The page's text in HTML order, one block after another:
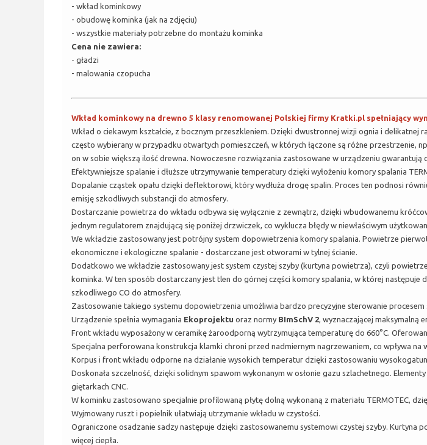
- wkład kominkowy
- obudowę kominka (jak na zdjęciu)
- wszystkie materiały potrzebne do montażu kominka
Cena nie zawiera:
- gładzi
- malowania czopucha
Wkład kominkowy na drewno 5 klasy renomowanej Polskiej firmy Kratki.pl spełniający
Wkład o ciekawym kształcie, z bocznym przeszkleniem. Dzięki dwustronnej wizji ognia i
często wybierany w przypadku otwartych pomieszczeń, w których łączone są różne przestrzenie,
on w sobie większą ilość drewna. Nowoczesne rozwiązania zastosowane w urządzeniu gwarantują
Efektywniejsze spalanie i dłuższe utrzymywanie temperatury dzięki wyłożeniu komory spalania
Dopalanie cząstek opału dzięki deflektorowi, który wydłuża drogę spalin. Proces ten podnosi
emisję szkodliwych substancji do atmosfery.
Dostarczanie powietrza do wkładu odbywa się wyłącznie z zewnątrz, dzięki wbudowanemu
jednym regulatorem znajdującą się poniżej drzwiczek, co wyklucza błędy w niewłaściwym
We wkładzie zastosowany jest potrójny system dopowietrzenia komory spalania. Powietrze
ekonomiczne i ekologiczne spalanie - dostarczane jest otworami w tylnej ścianie.
Dodatkowo we wkładzie zastosowany jest system czystej szyby (kurtyna powietrza), czyli
kominka. W ten sposób dostarczany jest tlen do górnej części komory spalania, w której
szkodliwego CO do atmosfery.
Zastosowanie takiego systemu dopowietrzenia umożliwia bardzo precyzyjne sterowanie procesem
Urządzenie spełnia wymagania Ekoprojektu oraz normy BImSchV 2 , wyznaczającej maksymalną
Front wkładu wyposażony w ceramikę żaroodporną wytrzymująca temperaturę do 660°C.
Specjalna perforowana konstrukcja klamki chroni przed nadmiernym nagrzewaniem, co wpływa na
Korpus i front wkładu odporne na działanie wysokich temperatur dzięki zastosowaniu
Doskonała szczelność, dzięki solidnym spawom wykonanym w osłonie gazu szlachetnego.
giętarkach CNC.
W kominku zastosowano specjalnie profilowaną płytę dolną wykonaną z materiału TERMOTEC,
Wyjmowany ruszt i popielnik ułatwiają utrzymanie wkładu w czystości.
Ograniczone osadzanie sadzy następuje dzięki zastosowanemu systemowi czystej szyby.
więcej ciepła.